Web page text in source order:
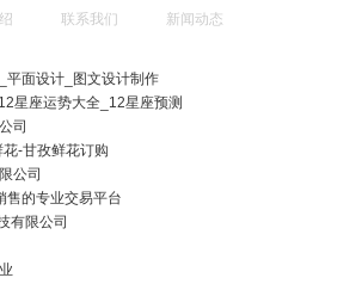
联系我们 新闻动态
平面设计_图文设计制作
星座运势大全_12星座预测
司
-甘孜鲜花订购
公司
售的专业交易平台
有限公司